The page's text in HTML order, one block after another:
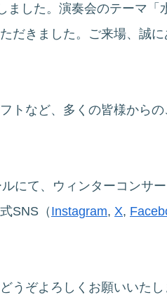
した。演奏会のテーマ「
だきました。ご来場、誠
トなど、多くの皆様からの
にて、ウィンターコンサ
SNS（ Instagram, X,
ぞよろしくお願いいたし